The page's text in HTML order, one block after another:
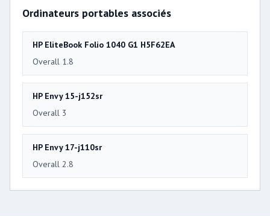
Ordinateurs portables associés
HP EliteBook Folio 1040 G1 H5F62EA
Overall 1.8
HP Envy 15-j152sr
Overall 3
HP Envy 17-j110sr
Overall 2.8